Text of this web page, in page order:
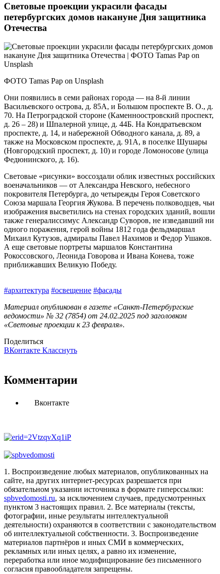
Световые проекции украсили фасады
петербургских домов накануне Дня защитника
Отечества
ФОТО Tamas Pap on Unsplash
Они появились в семи районах города — на 8‑й линии
Васильевского острова, д. 85А, и Большом проспекте В. О., д.
70. На Петроградской стороне (Каменноостровский проспект,
д. 26 – 28) и Шпалерной улице, д. 44Б. На Кондратьевском
проспекте, д. 14, и набережной Обводного канала, д. 89, а
также на Московском проспекте, д. 91А, в поселке Шушары
(Новгородский проспект, д. 10) и городе Ломоносове (улица
Федюнинского, д. 16).
Световые «рисунки» воссоздали облик известных российских
военачальников — от Александра Невского, небесного
покровителя Петербурга, до четырежды Героя Советского
Союза маршала Георгия Жукова. В перечень полководцев, чьи
изображения высветились на стенах городских зданий, вошли
также генералиссимус Александр Суворов, не изведавший ни
одного поражения, герой войны 1812 года фельдмаршал
Михаил Кутузов, адмиралы Павел Нахимов и Федор Ушаков.
А еще световые портреты маршалов Константина
Рокоссовского, Леонида Говорова и Ивана Конева, тоже
приближавших Великую Победу.
#архитектура #освещение #фасады
Материал опубликован в газете «Санкт-Петербургские
ведомости» № 32 (7854) от 24.02.2025 под заголовком
«Световые проекции к 23 февраля».
Поделиться
ВКонтакте Класснуть
Комментарии
Вконтакте
1. Воспроизведение любых материалов, опубликованных на
сайте, на других интернет-ресурсах разрешается при
обязательном указании источника в формате гиперссылки:
spbvedomosti.ru, за исключением случаев, предусмотренных
пунктом 3 настоящих правил. 2. Все материалы (тексты,
фотографии, иные результаты интеллектуальной
деятельности) охраняются в соответствии с законодательством
об интеллектуальной собственности. 3. Воспроизведение
материалов партнёров и иных СМИ в коммерческих,
рекламных или иных целях, а равно их изменение,
переработка или иное модифицирование без письменного
согласия правообладателя запрещены.